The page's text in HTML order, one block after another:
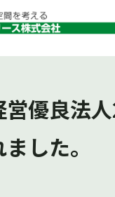
営優良法
した。